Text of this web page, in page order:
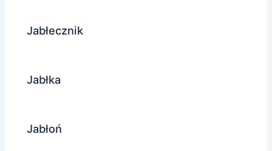
Jabłecznik
Jabłka
Jabłoń